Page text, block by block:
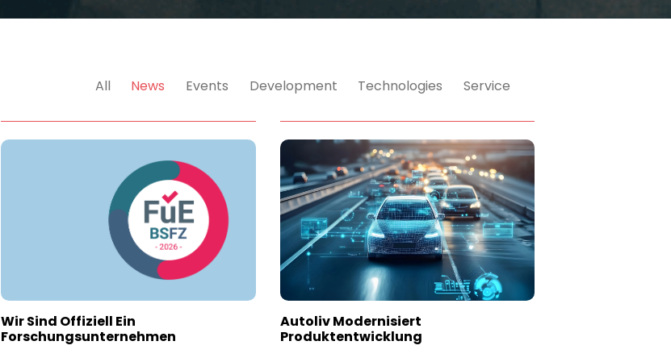
All News Events Development Technologies Service
Wir Sind Offiziell Ein
Forschungsunternehmen
Autoliv Modernisiert
Produktentwicklung